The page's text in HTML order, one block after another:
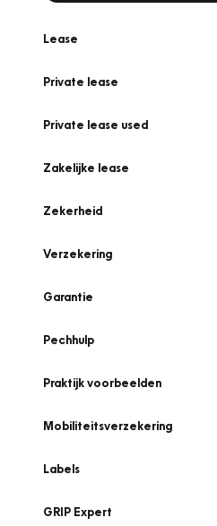
Lease
Private lease
Private lease used
Zakelijke lease
Zekerheid
Verzekering
Garantie
Pechhulp
Praktijk voorbeelden
Mobiliteitsverzekering
Labels
GRIP Expert